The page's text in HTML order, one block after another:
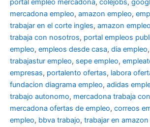
portal empleo mercadona, colejobs,
mercadona empleo, amazon empleo,
trabajar en el corte ingles, amazon
trabaja con nosotros, portal empleos
empleo, empleos desde casa, dia empleo,
trabajastur empleo, sepe empleo,
empresas, portalento ofertas, labora
fundacion diagrama empleo, adidas
trabajo autonomo, mercadona trabaja
mercadona ofertas de empleo, correos
empleo, bbva trabajo, trabajar en